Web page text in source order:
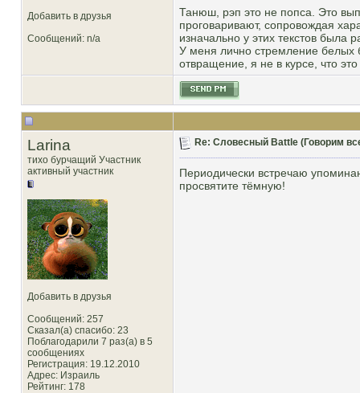
Добавить в друзья
Сообщений: n/a
Танюш, рэп это не попса. Это
проговаривают, сопровождая
изначально у этих текстов была
У меня лично стремление белых
отвращение, я не в курсе, что
Larina
тихо бурчащий Участник
активный участник
Добавить в друзья
Сообщений: 257
Сказал(а) спасибо: 23
Поблагодарили 7 раз(а) в 5
сообщениях
Регистрация: 19.12.2010
Адрес: Израиль
Рейтинг: 178
Re: Словесный Battle (Говорим
Периодически встречаю
просвятите тёмную!